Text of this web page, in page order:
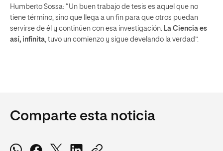
Humberto Sossa: “Un buen trabajo de tesis es aquel que no
tiene término, sino que llega a un fin para que otros puedan
servirse de él y continúen con esa investigación. La Ciencia es
así, infinita, tuvo un comienzo y sigue develando la verdad”.
Comparte esta noticia